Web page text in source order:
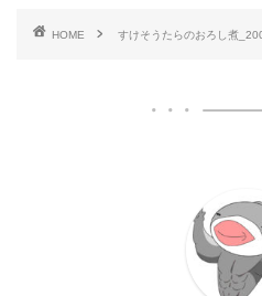
HOME すけそうたらのおろし煮